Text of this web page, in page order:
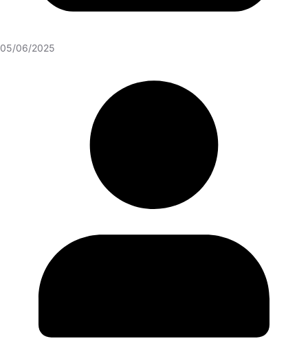
05/06/2025